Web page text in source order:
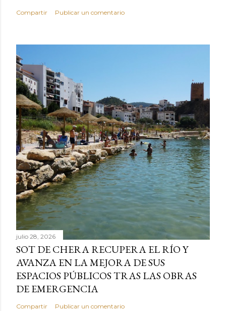
Compartir Publicar un comentario
julio 28, 2026
SOT DE CHERA RECUPERA EL RÍO Y
AVANZA EN LA MEJORA DE SUS
ESPACIOS PÚBLICOS TRAS LAS OBRAS
DE EMERGENCIA
Compartir Publicar un comentario